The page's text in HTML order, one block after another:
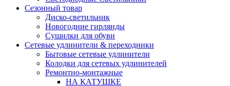
Сезонный товар
Диско-светильник
Новогодние гирлянды
Сушилки для обуви
Сетевые удлинители & переходники
Бытовые сетевые удлинители
Колодки для сетевых удлинителей
Ремонтно-монтажные
НА КАТУШКЕ